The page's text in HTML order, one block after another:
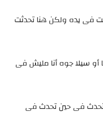
فى يده ولكن هنا تحدثت
أو سيلا جوه أنا مليش فى
فى حين تحدث فى